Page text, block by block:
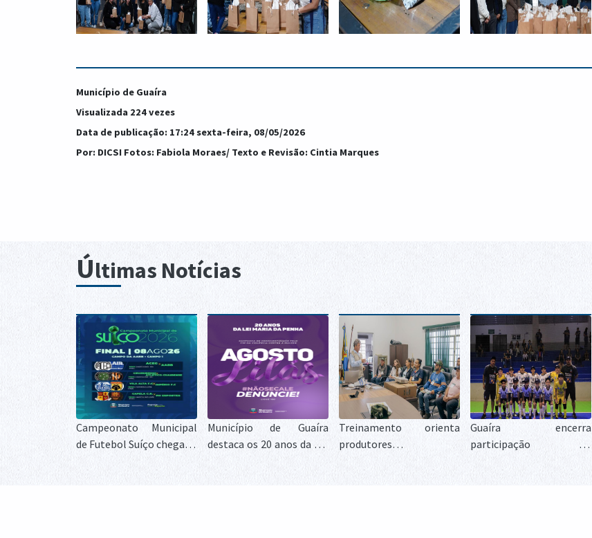
Município de Guaíra
Visualizada 224 vezes
Data de publicação: 17:24 sexta-feira, 08/05/2026
Por: DICSI Fotos: Fabiola Moraes/ Texto e Revisão: Cintia Marques
Últimas Notícias
Campeonato Municipal
de Futebol Suíço chega às
Município de Guaíra
destaca os 20 anos da Lei
Treinamento orienta
produtores e
Guaíra encerra
participação no